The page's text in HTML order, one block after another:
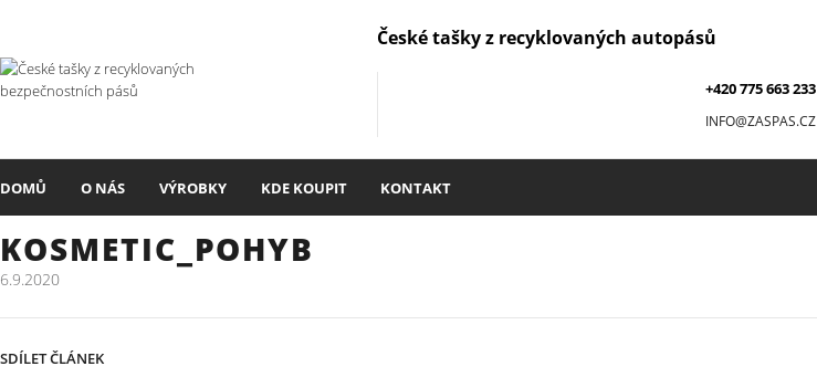
České tašky z recyklovaných autopásů
+420 775 663 233
INFO@ZASPAS.CZ
DOMŮ O NÁS VÝROBKY KDE KOUPIT KONTAKT
KOSMETIC_POHYB
6.9.2020
SDÍLET ČLÁNEK